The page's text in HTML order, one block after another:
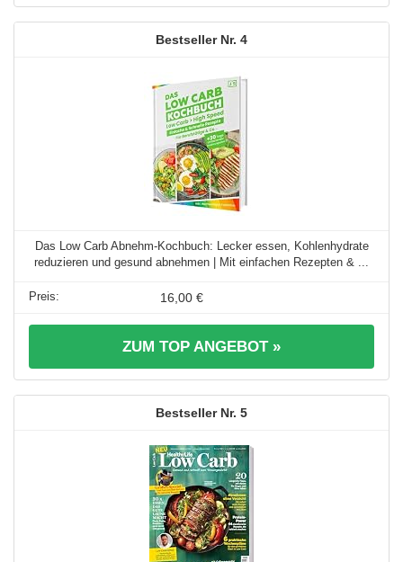
4
Das Low Carb Abnehm-Kochbuch: Lecker essen, Kohlenhydrate
reduzieren und gesund abnehmen | Mit einfachen Rezepten & ...
16,00 €
ZUM TOP ANGEBOT »
5